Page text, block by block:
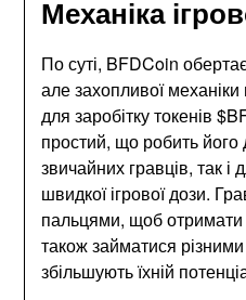
Механіка
По суті, BFDCoin
але захопливої
для заробітку токенів
простий, що робить його
звичайних гравців, так і
швидкої ігрової дози.
пальцями, щоб отримати
також займатися
збільшують їхній